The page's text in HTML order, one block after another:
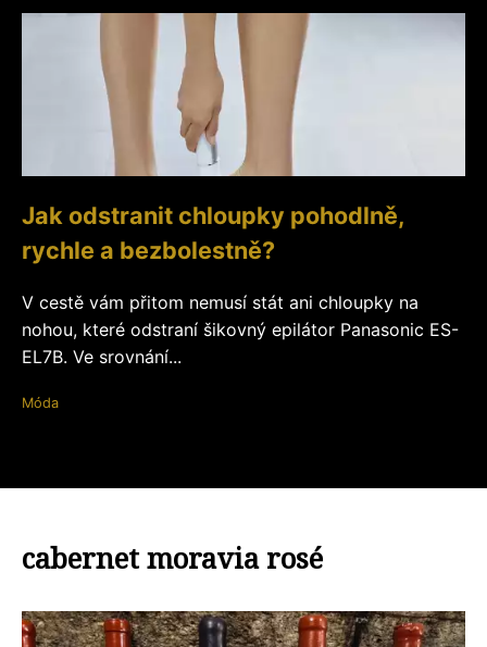
Jak odstranit chloupky pohodlně,
rychle a bezbolestně?
V cestě vám přitom nemusí stát ani chloupky na
nohou, které odstraní šikovný epilátor Panasonic ES-
EL7B. Ve srovnání...
Móda
cabernet moravia rosé